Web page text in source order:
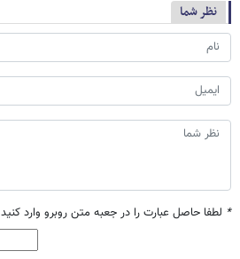
نظر شما
* لطفا حاصل عبارت را در جعبه متن روبرو وارد کنید